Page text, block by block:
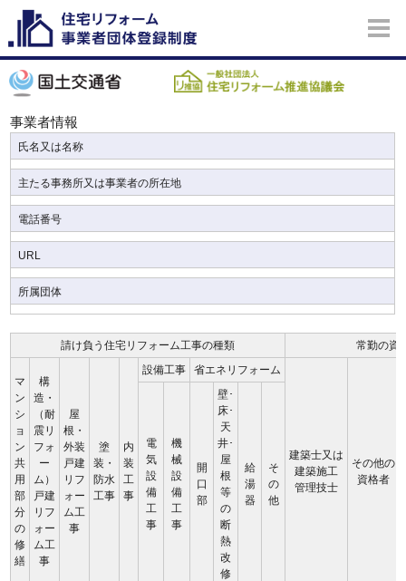
事業者情報
氏名又は名称
主たる事務所又は事業者の所在地
電話番号
URL
所属団体
請け負う住宅リフォーム工事の種類 常勤の資
マ
ン
シ
ョ
ン
共
用
部
分
の
修
繕
構
造・
（耐
震リ
フォ
ー
ム）
戸建
リフ
ォー
ム工
事
屋
根・
外装
戸建
リフ
ォー
ム工
事
塗
装・
防水
工事
内
装
工
事
設備工事 省エネリフォーム
建築士又は
建築施工
管理技士
その他の
資格者
電
気
設
備
工
事
機
械
設
備
工
事
開
口
部
壁･
床･
天
井･
屋
根
等
の
断
熱
改
修
給
湯
器
そ
の
他